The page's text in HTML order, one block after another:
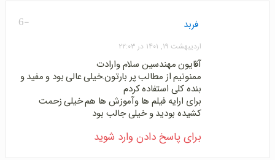
-6 فربد
اردیبهشت ۱۹, ۱۴۰۱ در ۲۲:۰۳
آقایون مهندسین سلام وارادت
ممنونیم از مطالب پر بارتون.خیلی عالی بود و مفید و
بنده کلی استفاده کردم
برای ارایه فیلم ها وآموزش ها هم خیلی زحمت
کشیده بودید و خیلی جالب بود
برای پاسخ دادن وارد شوید